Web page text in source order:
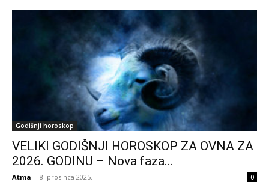
Godišnji horoskop
VELIKI GODIŠNJI HOROSKOP ZA OVNA ZA
2026. GODINU – Nova faza...
Atma - 8. prosinca 2025. 0